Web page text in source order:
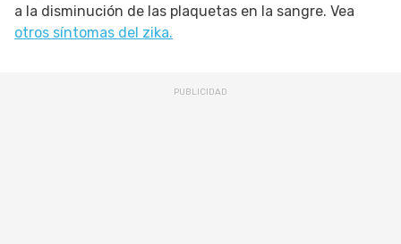
a la disminución de las plaquetas en la sangre. Vea
otros síntomas del zika.